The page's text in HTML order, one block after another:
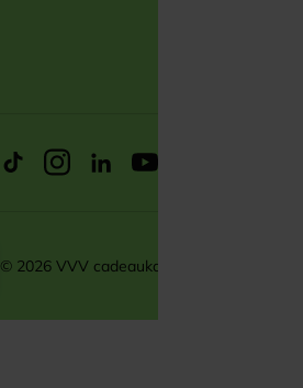
© 2026 VVV cadeaukaarten